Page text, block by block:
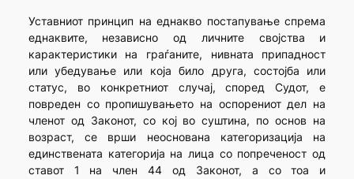
Уставниот принцип на еднакво постапување спрема
еднаквите, независно од личните својства и
карактеристики на граѓаните, нивната припадност
или убедување или која било друга, состојба или
статус, во конкретниот случај, според Судот, е
повреден со пропишувањето на оспорениот дел на
членот од Законот, со кој во суштина, по основ на
возраст, се врши неоснована категоризација на
единствената категорија на лица со попреченост од
ставот 1 на член 44 од Законот, а со тоа и